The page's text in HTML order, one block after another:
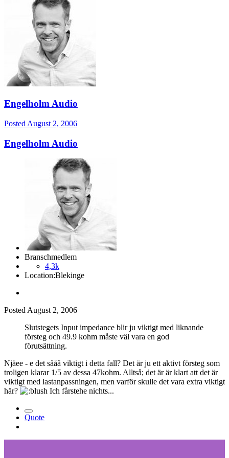
Engelholm Audio
Posted August 2, 2006
Engelholm Audio
Branschmedlem
4,3k
Location:Blekinge
Posted August 2, 2006
Slutstegets Input impedance blir ju viktigt med liknande
försteg och 49.9 kohm måste väl vara en god
förutsättning.
Njäee - e det sååå viktigt i detta fall? Det är ju ett aktivt försteg som
troligen klarar 1/5 av dessa 47kohm. Alltså; det är är klart att det är
viktigt med lastanpassningen, men varför skulle det vara extra viktigt
här?
Ich fårstehe nichts...
Quote